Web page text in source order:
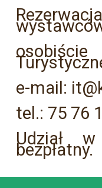
e-mail:
tel.: 75 76
Udział
bezpłatny.